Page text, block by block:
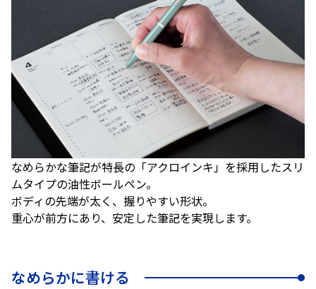
なめらかな筆記が特長の「アクロインキ」を採用したスリ
ムタイプの油性ボールペン。
ボディの先端が太く、握りやすい形状。
重心が前方にあり、安定した筆記を実現します。
なめらかに書ける